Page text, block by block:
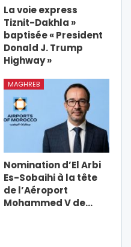
La voie express
Tiznit-Dakhla »
baptisée « President
Donald J. Trump
Highway »
MAGHREB
Nomination d’El Arbi
Es-Sobaihi à la tête
de l’Aéroport
Mohammed V de…